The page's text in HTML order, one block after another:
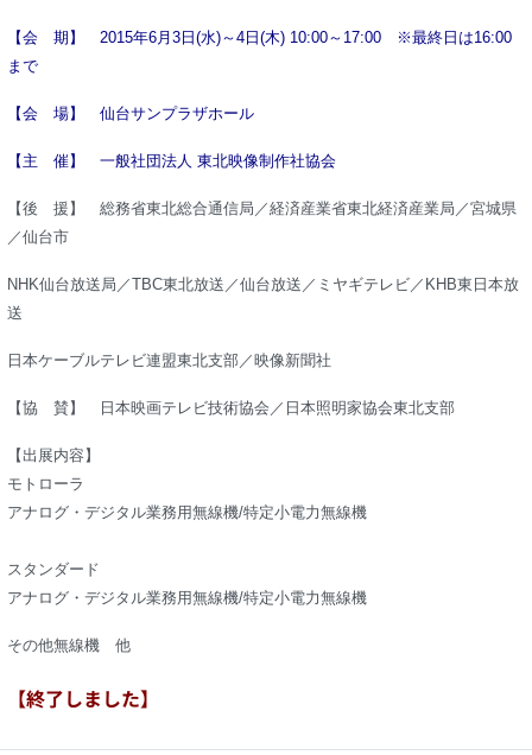
【会 期】 2015年6月3日(水)～4日(木) 10:00～17:00 ※最終日は16:00
まで
【会 場】 仙台サンプラザホール
【主 催】 一般社団法人 東北映像制作社協会
【後 援】 総務省東北総合通信局／経済産業省東北経済産業局／宮城県
／仙台市
NHK仙台放送局／TBC東北放送／仙台放送／ミヤギテレビ／KHB東日本放
送
日本ケーブルテレビ連盟東北支部／映像新聞社
【協 賛】 日本映画テレビ技術協会／日本照明家協会東北支部
【出展内容】
モトローラ
アナログ・デジタル業務用無線機/特定小電力無線機
スタンダード
アナログ・デジタル業務用無線機/特定小電力無線機
その他無線機 他
【終了しました】